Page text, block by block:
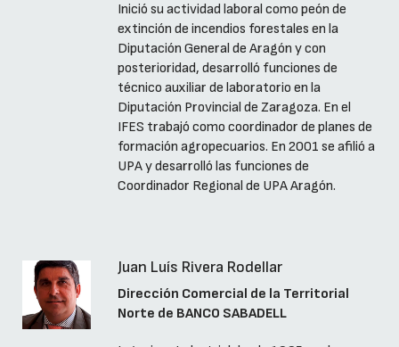
Inició su actividad laboral como peón de
extinción de incendios forestales en la
Diputación General de Aragón y con
posterioridad, desarrolló funciones de
técnico auxiliar de laboratorio en la
Diputación Provincial de Zaragoza. En el
IFES trabajó como coordinador de planes de
formación agropecuarios. En 2001 se afilió a
UPA y desarrolló las funciones de
Coordinador Regional de UPA Aragón.
Juan Luís Rivera Rodellar
Dirección Comercial de la Territorial
Norte de BANCO SABADELL